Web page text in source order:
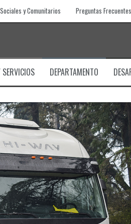
y Comunitarios Preguntas Frecuentes
DEPARTAMENTO